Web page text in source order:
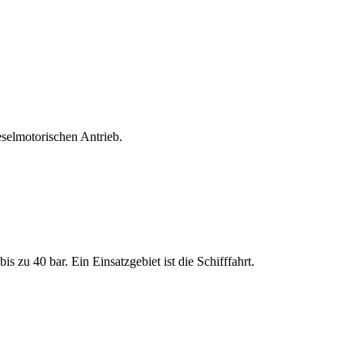
Antrieb.
zu 40 bar. Ein Einsatzgebiet ist die Schifffahrt.